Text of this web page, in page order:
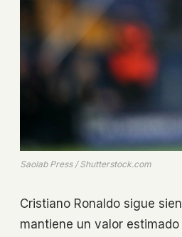
Saolab Press / Shutterstock.com
Cristiano Ronaldo sigue
mantiene un valor estimado